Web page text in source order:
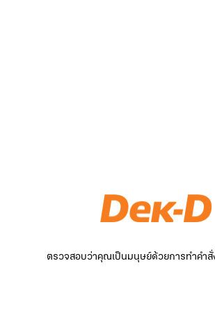
ตรวจสอบว่าคุณเป็นมนุษย์ด้วยการทำคำสั่